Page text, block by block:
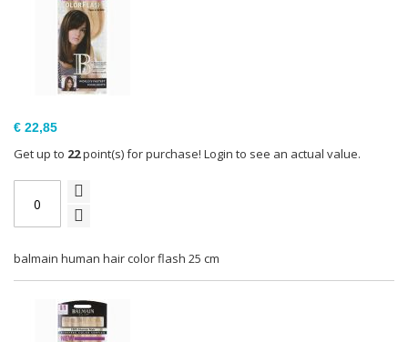
balmain human hair color flash 25 cm
€ 22,85
Get up to 22point(s) for purchase! Login to see an actual value.